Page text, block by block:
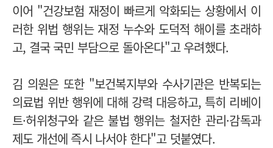
이어 "건강보험 재정이 빠르게 악화되는 상황에서 이
러한 위법 행위는 재정 누수와 도덕적 해이를 초래하
고, 결국 국민 부담으로 돌아온다"고 우려했다.
김 의원은 또한 "보건복지부와 수사기관은 반복되는
의료법 위반 행위에 대해 강력 대응하고, 특히 리베이
트·허위청구와 같은 불법 행위는 철저한 관리·감독과
제도 개선에 즉시 나서야 한다"고 덧붙였다.